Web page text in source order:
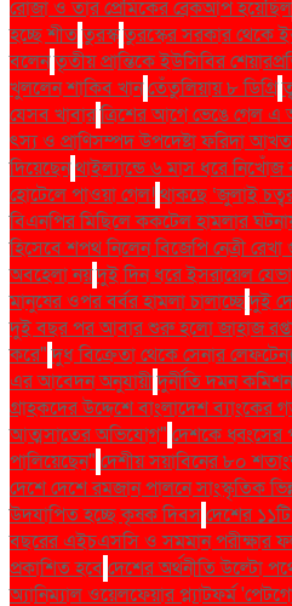
রোজা ও তার প্রেমিকের ব্রেকআপ হয়েছিল
হচ্ছে শীততুরস্কতুরস্কের সরকার থেকে
বলেনতৃতীয় প্রান্তিকে ইউসিবির
খুললেন শাকিব খানতেঁতুলিয়ায় ৮ ডিগ্রি
যেসব খাবারত্রিশের আগে ভেঙে গেল এ
ৎস্য ও প্রাণিসম্পদ উপদেষ্টা ফরিদা
দিয়েছেনথাইল্যান্ডে ৬ মাস ধরে নিখোঁজ
হোটেলে পাওয়া গেল!থাকছে ‘জুলাই
বিএনপির মিছিলে ককটেল হামলার
হিসেবে শপথ নিলেন বিজেপি নেত্রী রেখা
অবহেলা নয়দুই দিন ধরে ইসরায়েল
মানুষের ওপর বর্বর হামলা চালাচ্ছেদুই
দুই বছর পর আবার শুরু হলো জাহাজ
করে" দুধ বিক্রেতা থেকে সেনার
এর আবেদন অনুযায়ীদুর্নীতি দমন
গ্রাহকদের উদ্দেশে বাংলাদেশ ব্যাংকের
আত্মসাতের অভিযোগ" দেশকে ধ্বংসের
পালিয়েছেন" দেশীয় সয়াবিনের ৮০
দেশে দেশে রমজান পালনে সাংস্কৃতিক
উদযাপিত হচ্ছে কৃষক দিবসদেশের
বছরের এইচএসসি ও সমমান পরীক্ষার
প্রকাশিত হবেদেশের অর্থনীতি উল্টো
অ্যানিম্যাল ওয়েলফেয়ার প্ল্যাটফর্ম